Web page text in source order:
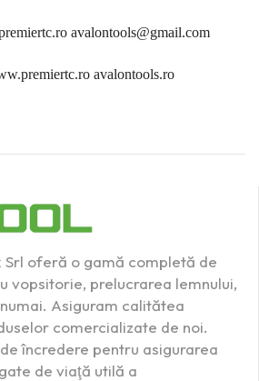
avalontools@gmail.com
avalontools.ro
Srl oferă o gamă completă de
vopsitorie, prelucrarea lemnului,
Asiguram calitătea
comercializate de noi.
încredere pentru asigurarea
de viaţă utilă a